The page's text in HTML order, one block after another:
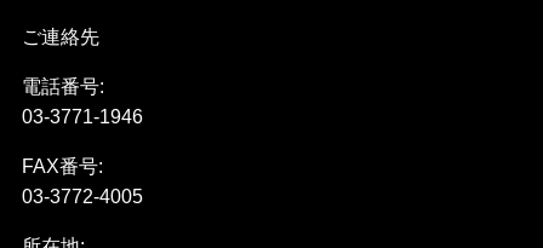
ご連絡先
電話番号:
03-3771-1946
FAX番号:
03-3772-4005